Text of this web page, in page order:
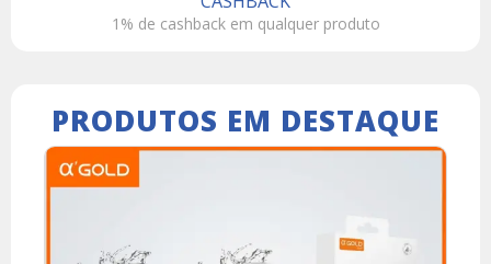
1% de cashback em qualquer produto
PRODUTOS EM DESTAQUE